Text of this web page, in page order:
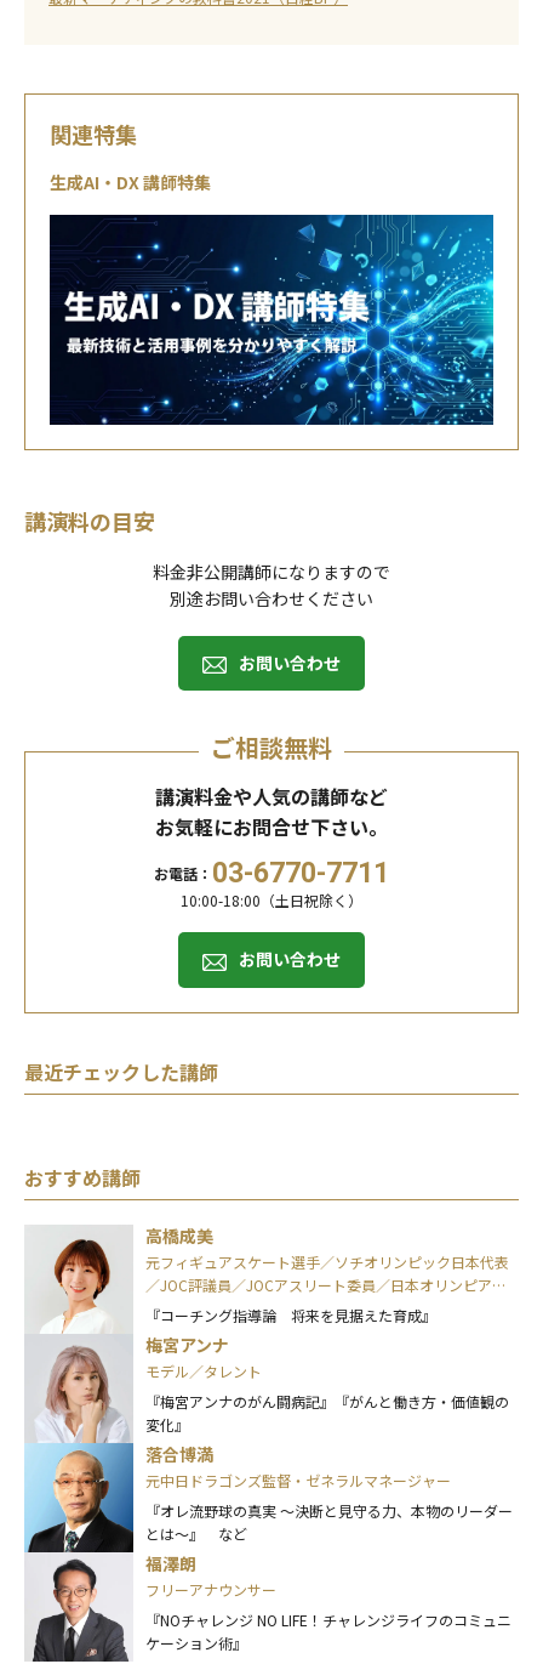
関連特集
生成AI・DX 講師特集
講演料の目安
料金非公開講師になりますので
別途お問い合わせください
お問い合わせ
ご相談無料
講演料金や人気の講師など
お気軽にお問合せ下さい。
お電話： 03-6770-7711
10:00-18:00（土日祝除く）
お問い合わせ
最近チェックした講師
おすすめ講師
高橋成美
元フィギュアスケート選手／ソチオリンピック日本代表
／JOC評議員／JOCアスリート委員／日本オリンピアン
ズ協会(OAJ)理事
『コーチング指導論 将来を見据えた育成』
梅宮アンナ
モデル／タレント
『梅宮アンナのがん闘病記』『がんと働き方・価値観の
変化』
落合博満
元中日ドラゴンズ監督・ゼネラルマネージャー
『オレ流野球の真実 ～決断と見守る力、本物のリーダー
とは～』 など
福澤朗
フリーアナウンサー
『NOチャレンジ NO LIFE！チャレンジライフのコミュニ
ケーション術』